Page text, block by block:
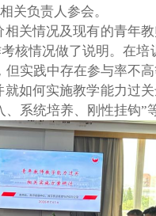
关负责人参会。
关情况及现有的青年
核情况做了说明。在培
实践中存在参与率不
就如何实施教学能力过关
、系统培养、刚性挂钩”